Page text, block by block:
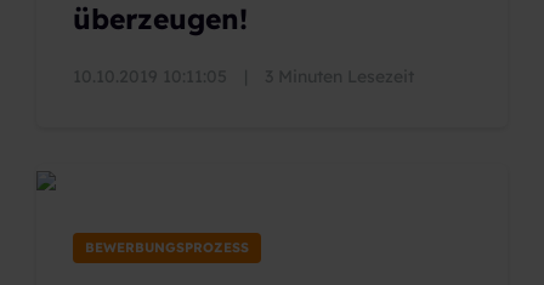
überzeugen!
BEWERBUNGSPROZESS